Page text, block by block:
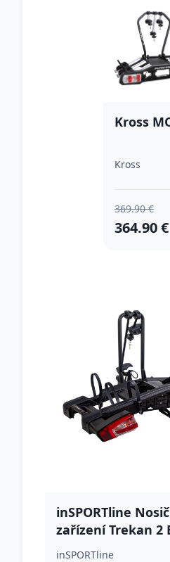
Kross
Kross
369.90 €
364.90 €
inSPORTline
zařízení Trekan 2
lištou pro třetí
inSPORTline